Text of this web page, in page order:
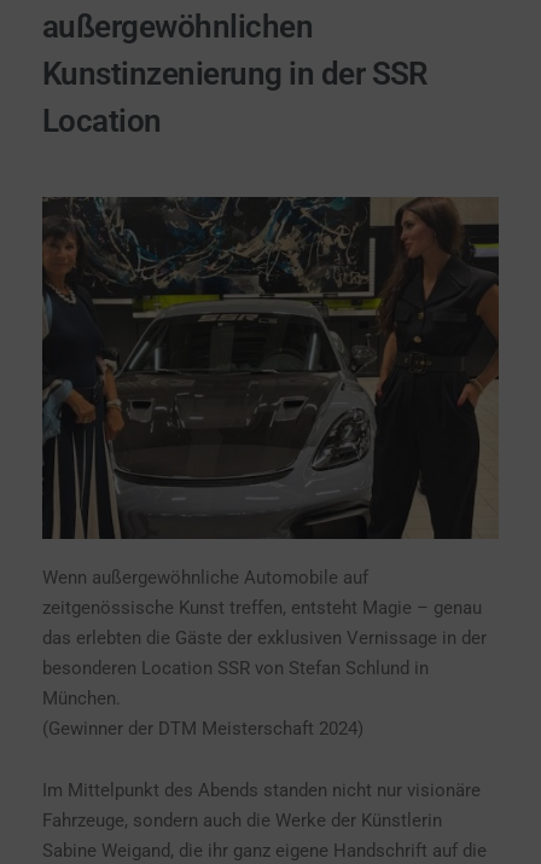
außergewöhnlichen
Kunstinzenierung in der SSR
Location
Wenn außergewöhnliche Automobile auf
zeitgenössische Kunst treffen, entsteht Magie – genau
das erlebten die Gäste der exklusiven Vernissage in der
besonderen Location SSR von Stefan Schlund in
München.
(Gewinner der DTM Meisterschaft 2024)
Im Mittelpunkt des Abends standen nicht nur visionäre
Fahrzeuge, sondern auch die Werke der Künstlerin
Sabine Weigand, die ihr ganz eigene Handschrift auf die